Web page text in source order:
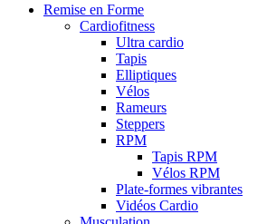
Remise en Forme
Cardiofitness
Ultra cardio
Tapis
Elliptiques
Vélos
Rameurs
Steppers
RPM
Tapis RPM
Vélos RPM
Plate-formes vibrantes
Vidéos Cardio